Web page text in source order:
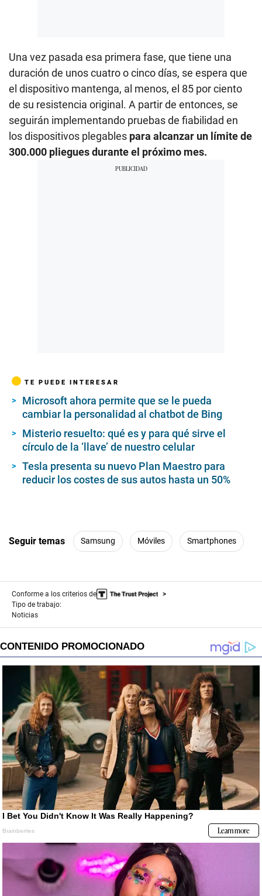
Una vez pasada esa primera fase, que tiene una
duración de unos cuatro o cinco días, se espera que
el dispositivo mantenga, al menos, el 85 por ciento
de su resistencia original. A partir de entonces, se
seguirán implementando pruebas de fiabilidad en
los dispositivos plegables para alcanzar un límite de
300.000 pliegues durante el próximo mes.
TE PUEDE INTERESAR
Microsoft ahora permite que se le pueda
cambiar la personalidad al chatbot de Bing
Misterio resuelto: qué es y para qué sirve el
círculo de la ‘llave’ de nuestro celular
Tesla presenta su nuevo Plan Maestro para
reducir los costes de sus autos hasta un 50%
Seguir temas Samsung Móviles Smartphones
Conforme a los criterios de
Tipo de trabajo:
Noticias